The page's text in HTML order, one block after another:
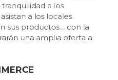
a los
a los locales
sus productos… con la
una amplia oferta a